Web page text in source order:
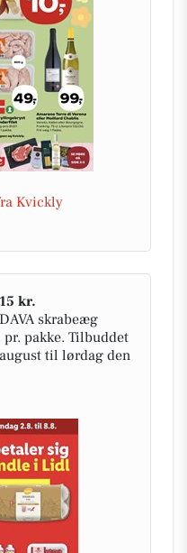
Kvickly
kr.
skrabeæg
pakke. Tilbuddet
til lørdag den